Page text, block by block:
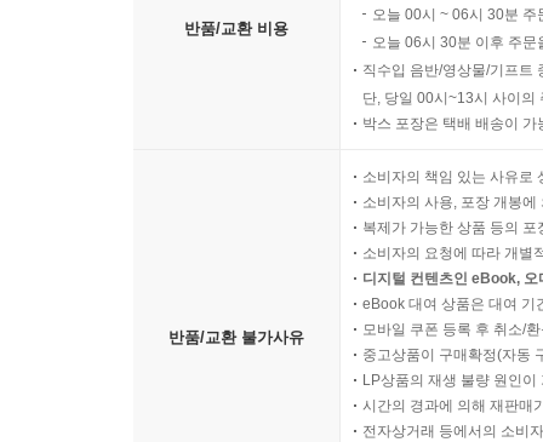
반품/교환 비용
오늘 00시 ~ 06시 30분
오늘 06시 30분 이후 주
직수입 음반/영상물/기프트
단, 당일 00시~13시 사이의
박스 포장은 택배 배송이
반품/교환 불가사유
소비자의 책임 있는 사유로
소비자의 사용, 포장 개봉
복제가 가능한 상품 등의
소비자의 요청에 따라 개별
디지털 컨텐츠인 eBook,
eBook 대여 상품은 대여 기
모바일 쿠폰 등록 후 취소/
중고상품이 구매확정(자동
LP상품의 재생 불량 원인
시간의 경과에 의해 재판매
전자상거래 등에서의 소비